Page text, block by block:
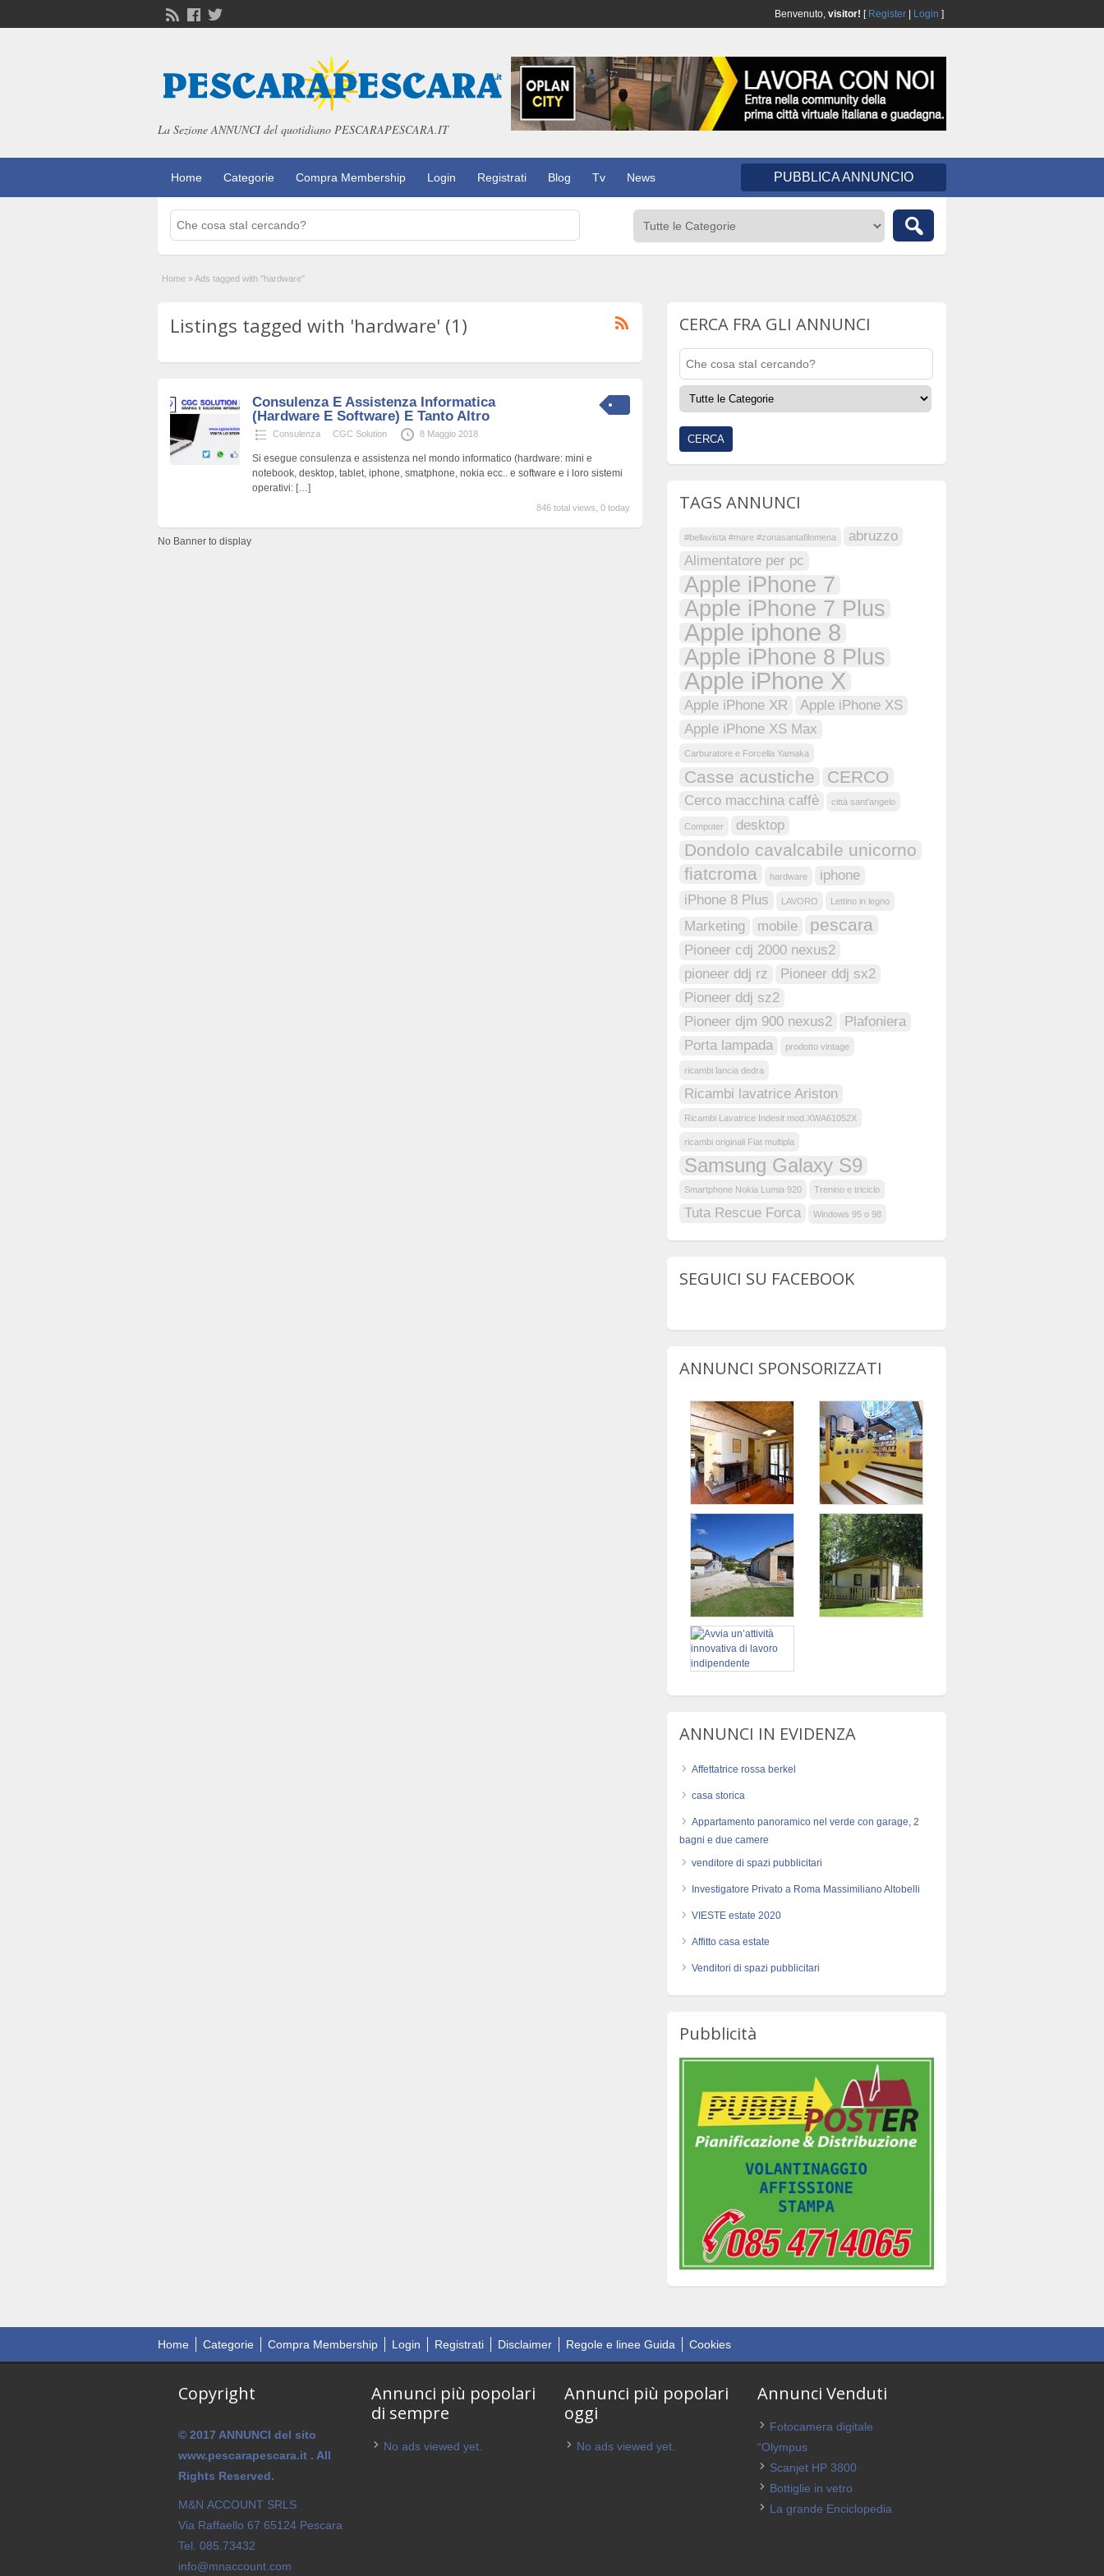
Benvenuto, visitor! [ Register Login ]
La Sezione ANNUNCI del quotidiano PESCARAPESCARA.IT
Home Categorie Compra Membership Login Registrati Blog Tv News PUBBLICA ANNUNCIO
Home »Ads tagged with "hardware"
Listings tagged with 'hardware' (1)
Consulenza E Assistenza Informatica
(Hardware E Software) E Tanto Altro
Consulenza CGC Solution 8 Maggio 2018
Si esegue consulenza e assistenza nel mondo informatico (hardware: mini e
notebook, desktop, tablet, iphone, smatphone, nokia ecc.. e software e i loro sistemi
operativi: […]
846 total views, 0 today
No Banner to display
CERCA FRA GLI ANNUNCI
TAGS ANNUNCI
#bellavista #mare #zonasantafilomena
abruzzo
Alimentatore per pc
Apple iPhone 7
Apple iPhone 7 Plus
Apple iphone 8
Apple iPhone 8 Plus
Apple iPhone X
Apple iPhone XR
Apple iPhone XS
Apple iPhone XS Max
Carburatore e Forcella Yamaka
Casse acustiche CERCO
Cerco macchina caffè città sant'angelo
Computer desktop
Dondolo cavalcabile unicorno
fiatcroma
hardware
iphone
iPhone 8 Plus
LAVORO Lettino in legno
Marketing mobile pescara
Pioneer cdj 2000 nexus2
pioneer ddj rz
Pioneer ddj sx2
Pioneer ddj sz2
Pioneer djm 900 nexus2
Plafoniera
Porta lampada
prodotto vintage
ricambi lancia dedra
Ricambi lavatrice Ariston
Ricambi Lavatrice Indesit mod.XWA61052X
ricambi originali Fiat multipla
Samsung Galaxy S9
Smartphone Nokia Lumia 920 Trenino e triciclo
Tuta Rescue Forca Windows 95 o 98
SEGUICI SU FACEBOOK
ANNUNCI SPONSORIZZATI
ANNUNCI IN EVIDENZA
Affettatrice rossa berkel
casa storica
Appartamento panoramico nel verde con garage, 2
bagni e due camere
venditore di spazi pubblicitari
Investigatore Privato a Roma Massimiliano Altobelli
VIESTE estate 2020
Affitto casa estate
Venditori di spazi pubblicitari
Pubblicità
Home Categorie Compra Membership Login Registrati Disclaimer Regole e linee Guida Cookies
Copyright
© 2017 ANNUNCI del sito
www.pescarapescara.it . All
Rights Reserved.
M&N ACCOUNT SRLS
Via Raffaello 67 65124 Pescara
Tel. 085.73432
info@mnaccount.com
Annunci più popolari
di sempre
No ads viewed yet.
Annunci più popolari
oggi
No ads viewed yet.
Annunci Venduti
Fotocamera digitale
“Olympus
Scanjet HP 3800
Bottiglie in vetro
La grande Enciclopedia